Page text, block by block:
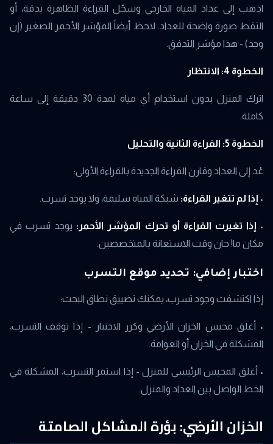
اذهب إلى عداد المياه الخارجي وسجّل القراءة الظاهرة بدقة، أو
التقط صورة واضحة للعداد. لاحظ أيضاً المؤشر الأحمر الصغير (إن
وجد) - هذا مؤشر التدفق.
الخطوة 4: الانتظار
اترك المنزل بدون استخدام أي مياه لمدة 30 دقيقة إلى ساعة
كاملة.
الخطوة 5: القراءة الثانية والتحليل
عُد إلى العداد وقارن القراءة الجديدة بالقراءة الأولى:
• إذا لم تتغير القراءة: شبكة المياه سليمة، ولا يوجد تسرب.
• إذا تغيرت القراءة أو تحرك المؤشر الأحمر: يوجد تسرب في
مكان ما! حان وقت الاستعانة بالمتخصصين.
اختبار إضافي: تحديد موقع التسرب
إذا اكتشفت وجود تسرب، يمكنك تضييق نطاق البحث:
• أغلق محبس الخزان الأرضي وكرر الاختبار - إذا توقف التسرب،
المشكلة في الخزان أو العوامة.
• أغلق المحبس الرئيسي للمنزل - إذا استمر التسرب، المشكلة في
الخط الواصل بين العداد والمنزل.
الخزان الأرضي: بؤرة المشاكل الصامتة